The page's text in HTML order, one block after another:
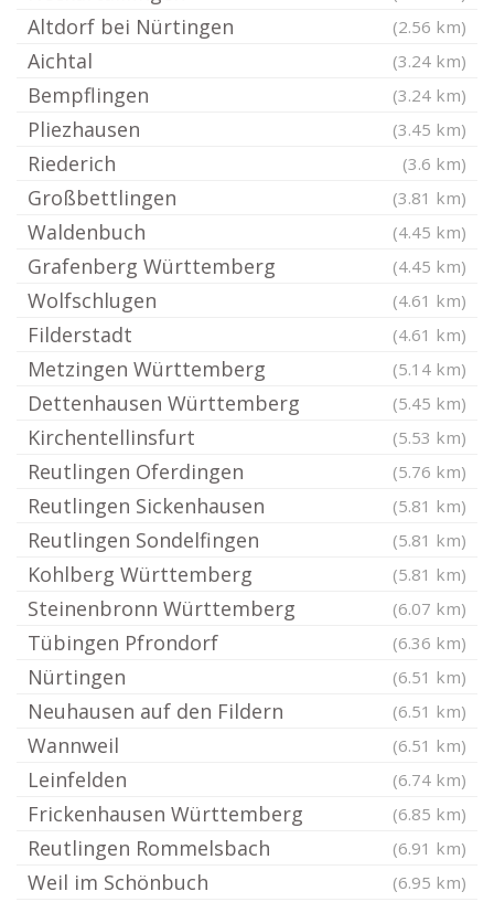
Altdorf bei Nürtingen (2.56 km)
Aichtal (3.24 km)
Bempflingen (3.24 km)
Pliezhausen (3.45 km)
Riederich (3.6 km)
Großbettlingen (3.81 km)
Waldenbuch (4.45 km)
Grafenberg Württemberg (4.45 km)
Wolfschlugen (4.61 km)
Filderstadt (4.61 km)
Metzingen Württemberg (5.14 km)
Dettenhausen Württemberg (5.45 km)
Kirchentellinsfurt (5.53 km)
Reutlingen Oferdingen (5.76 km)
Reutlingen Sickenhausen (5.81 km)
Reutlingen Sondelfingen (5.81 km)
Kohlberg Württemberg (5.81 km)
Steinenbronn Württemberg (6.07 km)
Tübingen Pfrondorf (6.36 km)
Nürtingen (6.51 km)
Neuhausen auf den Fildern (6.51 km)
Wannweil (6.51 km)
Leinfelden (6.74 km)
Frickenhausen Württemberg (6.85 km)
Reutlingen Rommelsbach (6.91 km)
Weil im Schönbuch (6.95 km)